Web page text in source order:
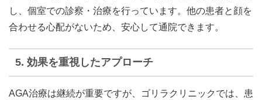
し、個室での診察・治療を行っています。他の患者と顔を
合わせる心配がないため、安心して通院できます。
5. 効果を重視したアプローチ
AGA治療は継続が重要ですが、ゴリラクリニックでは、患